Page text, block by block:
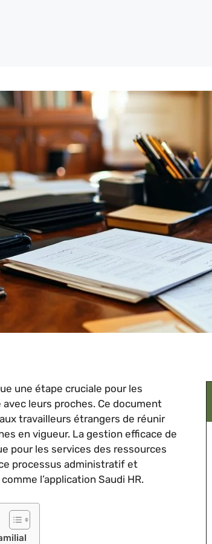
une étape cruciale pour les
leurs proches. Ce document
travailleurs étrangers de réunir
en vigueur. La gestion efficace de
pour les services des ressources
processus administratif et
l’application Saudi HR.